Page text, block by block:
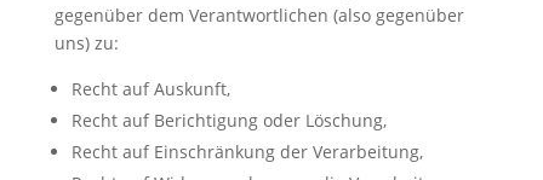
gegenüber dem Verantwortlichen (also gegenüber
uns) zu:
Recht auf Auskunft,
Recht auf Berichtigung oder Löschung,
Recht auf Einschränkung der Verarbeitung,